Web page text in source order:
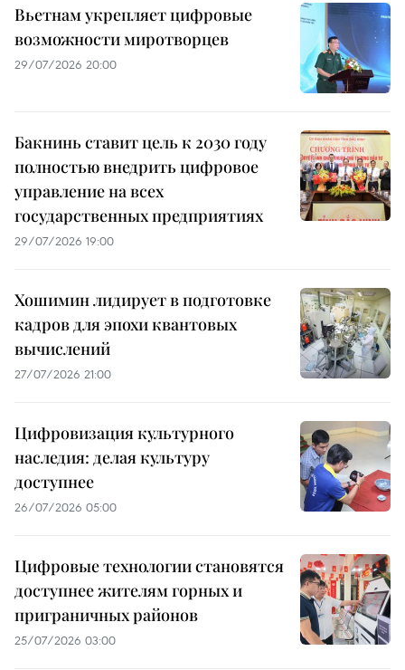
Вьетнам укрепляет цифровые
возможности миротворцев
29/07/2026 20:00
Бакнинь ставит цель к 2030 году
полностью внедрить цифровое
управление на всех
государственных предприятиях
29/07/2026 19:00
Хошимин лидирует в подготовке
кадров для эпохи квантовых
вычислений
27/07/2026 21:00
Цифровизация культурного
наследия: делая культуру
доступнее
26/07/2026 05:00
Цифровые технологии становятся
доступнее жителям горных и
приграничных районов
25/07/2026 03:00